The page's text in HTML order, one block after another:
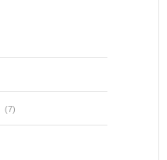
(7)